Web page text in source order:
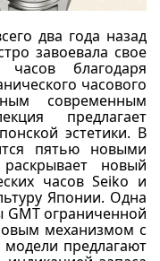
два года назад
завоевала свое
благодаря
часового
современным
предлагает
эстетики. В
пятью новыми
новый
часов Seiko и
Японии. Одна
GMT ограниченной
механизмом с
предлагают